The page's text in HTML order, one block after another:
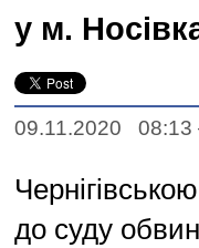
у м.
09.11.2020 08:13
до суду